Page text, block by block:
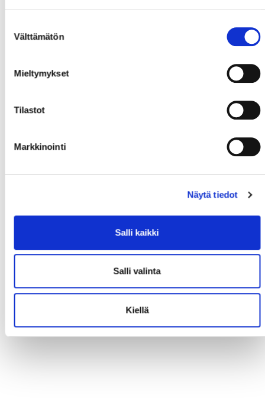
valinta
Välttämätön
Mieltymykset
Tilastot
Markkinointi
Näytä tiedot
Salli kaikki
Salli valinta
Kiellä